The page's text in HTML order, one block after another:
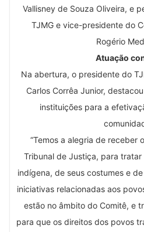
Vallisney de Souza Oliveira, e
TJMG e vice-presidente do
Rogério
Atuação
Na abertura, o presidente do
Carlos Corrêa Junior,
instituições para a
“Temos a alegria de receber
Tribunal de Justiça, para
indígena, de seus costumes e
iniciativas relacionadas aos
estão no âmbito do Comitê, e
para que os direitos dos povos